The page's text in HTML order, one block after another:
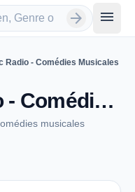
arrow_forward menu
Radio - Comédies Musicales
Allzic Radio - Comédies Musicales - Lyon
musicales